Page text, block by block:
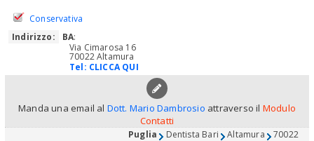
Conservativa
Indirizzo:
BA:
Via Cimarosa 16
70022 Altamura
Tel: CLICCA QUI
Manda una email al Dott. Mario Dambrosio attraverso il Modulo
Contatti
Puglia Dentista Bari Altamura 70022